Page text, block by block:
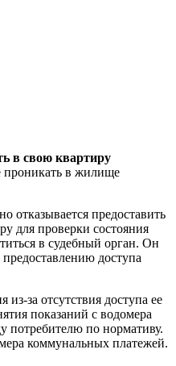
в свою квартиру
проникать в жилище
отказывается предоставить
для проверки состояния
в судебный орган. Он
доступа
за отсутствия доступа ее
показаний с водомера
потребителю по нормативу.
коммунальных платежей.